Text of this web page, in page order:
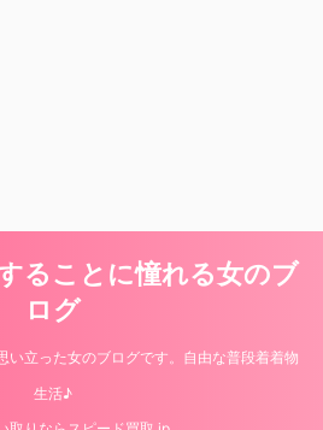
ることに憧れる女のブ
ログ
い立った女のブログです。自由な普段着着物
生活♪